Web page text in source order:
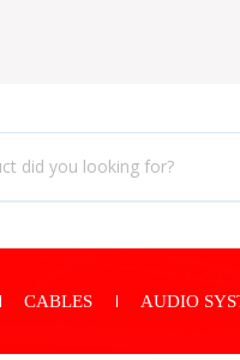
CABLES AUDIO